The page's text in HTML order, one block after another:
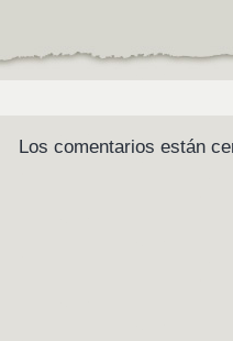
Los comentarios están